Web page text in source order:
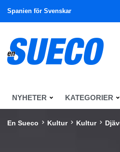
Spanien för Svenskar
NYHETER KATEGORIER
En Sueco Kultur Kultur